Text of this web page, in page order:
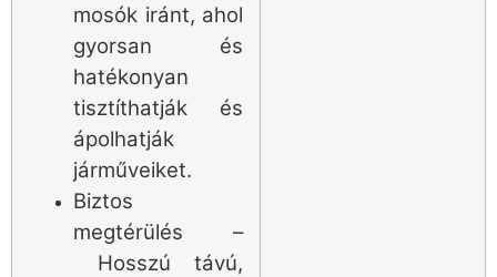
mosók iránt, ahol
gyorsan és
hatékonyan
tisztíthatják és
ápolhatják
járműveiket.
Biztos
megtérülés –
Hosszú távú,